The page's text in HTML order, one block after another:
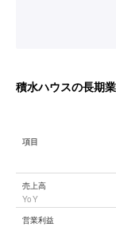
積水ハウスの長期
積水ハウス
項目
売上高
YoY
営業利益